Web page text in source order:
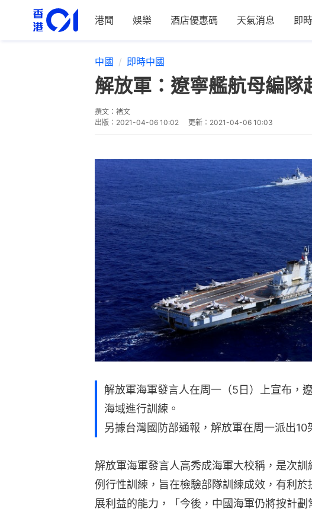
港聞 娛樂 酒店優惠碼 天氣消息 即時
中國 即時中國
解放軍：遼寧艦航母編
撰文： 褚文
出版： 2021-04-06 10:02 更新： 2021-04-06 10:03
解放軍海軍發言人在周一（5日）上宣布，
海域進行訓練。
另據台灣國防部通報，解放軍在周一派出10
解放軍海軍發言人高秀成海軍大校稱，是次
例行性訓練，旨在檢驗部隊訓練成效，有利
展利益的能力，「今後，中國海軍仍將按計劃